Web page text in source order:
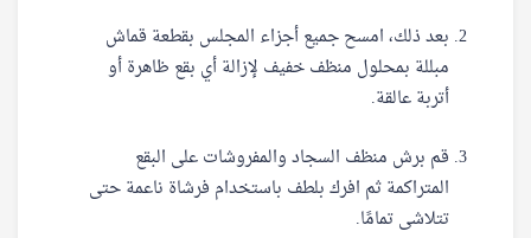
بعد ذلك، امسح جميع أجزاء المجلس بقطعة قماش
مبللة بمحلول منظف خفيف لإزالة أي بقع ظاهرة أو
أتربة عالقة.
قم برش منظف السجاد والمفروشات على البقع
المتراكمة ثم افرك بلطف باستخدام فرشاة ناعمة حتى
تتلاشى تمامًا.